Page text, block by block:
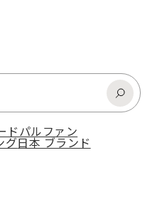
ドパルファン
グ日本 ブランド